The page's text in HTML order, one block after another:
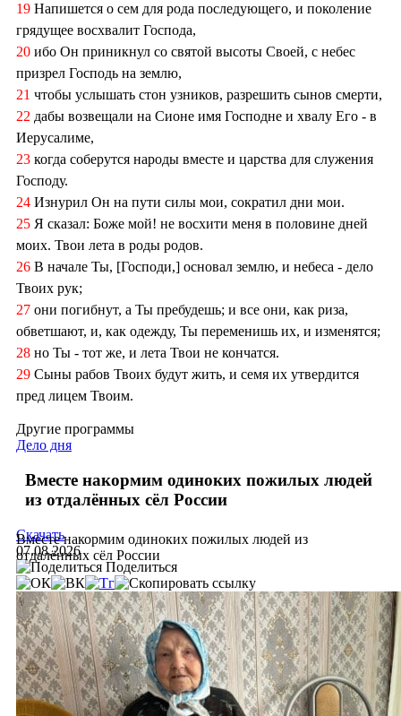
19 Напишется о сем для рода последующего, и поколение
грядущее восхвалит Господа,
20 ибо Он приникнул со святой высоты Своей, с небес
призрел Господь на землю,
21 чтобы услышать стон узников, разрешить сынов смерти,
22 дабы возвещали на Сионе имя Господне и хвалу Его - в
Иерусалиме,
23 когда соберутся народы вместе и царства для служения
Господу.
24 Изнурил Он на пути силы мои, сократил дни мои.
25 Я сказал: Боже мой! не восхити меня в половине дней
моих. Твои лета в роды родов.
26 В начале Ты, [Господи,] основал землю, и небеса - дело
Твоих рук;
27 они погибнут, а Ты пребудешь; и все они, как риза,
обветшают, и, как одежду, Ты переменишь их, и изменятся;
28 но Ты - тот же, и лета Твои не кончатся.
29 Сыны рабов Твоих будут жить, и семя их утвердится
пред лицем Твоим.
Другие программы
Дело дня
Вместе накормим одиноких пожилых людей
из отдалённых сёл России
Вместе накормим одиноких пожилых людей из
отдалённых сёл России
Скачать
07.08.2026
Поделиться